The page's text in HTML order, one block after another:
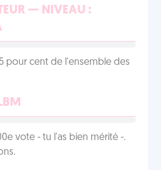
— NIVEAU :
pour cent de l'ensemble des
vote - tu l'as bien mérité -.